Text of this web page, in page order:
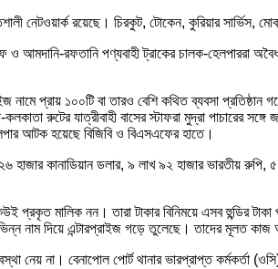
নেটওয়ার্ক রয়েছে। চিরকুট, টোকেন, কুরিয়ার সার্ভিস,
ও আমদানি-রফতানি পণ্যবাহী ট্রাকের চালক-হেলপাররা
নামে প্রায় ১০০টি বা তারও বেশি কথিত ব্যবসা
রুটের যাত্রীবাহী বাসের স্টাফরা মুদ্রা পাচারের
আটক হয়েছে বিজিবি ও বিএসএফের হাতে।
কানাডিয়ান ডলার, ৯ লাখ ৯২ হাজার ভারতীয়
মালিক নন। তারা টাকার বিনিময়ে এসব হুন্ডির
নাম দিয়ে এন্টারপ্রাইজ গড়ে তুলেছে। তাদের মূলত কাজ
না। বেনাপোল পোর্ট থানার ভারপ্রাপ্ত কর্মকর্তা